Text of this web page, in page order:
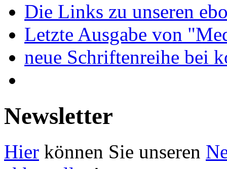
Die Links zu unseren
Letzte Ausgabe von
neue Schriftenreihe bei
Newsletter
Hier können Sie unseren